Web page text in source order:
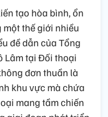
tạo hòa bình, ổn
thế giới nhiều
đề dẫn của Tổng
Lâm tại Đối thoại
đơn thuần là
khu vực mà chứa
mang tầm chiến